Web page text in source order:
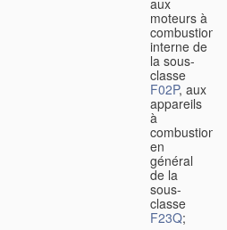
aux
moteurs à
combustion
interne de
la sous-
classe
F02P, aux
appareils
à
combustion
en
général
de la
sous-
classe
F23Q;